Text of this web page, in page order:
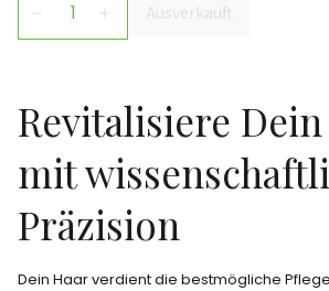
Ausverkauft
Revitalisiere
mit
Präzision
Dein Haar verdient die bestmögliche